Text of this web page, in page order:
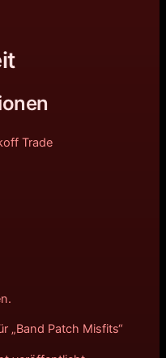
Trade
„Band Patch Misfits“